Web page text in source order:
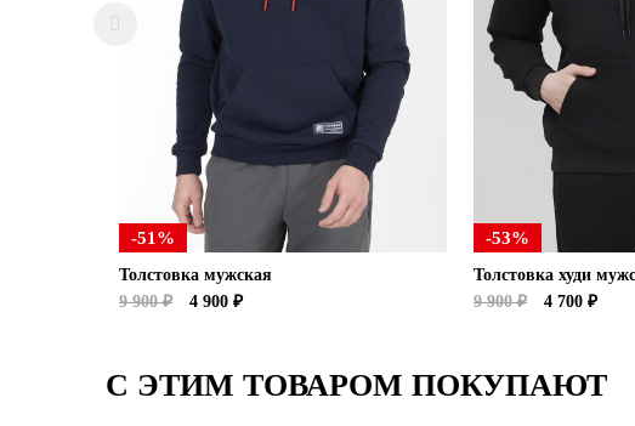
-51%
Толстовка мужская
9 900 ₽
4 900 ₽
-53%
Толстовка худи
9 900 ₽
4 700 ₽
С ЭТИМ ТОВАРОМ ПОКУПАЮТ